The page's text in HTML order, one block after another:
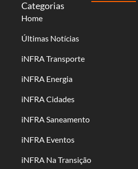
Categorias
Home
Últimas Notícias
iNFRA Transporte
iNFRA Energia
iNFRA Cidades
iNFRA Saneamento
iNFRA Eventos
iNFRA Na Transição